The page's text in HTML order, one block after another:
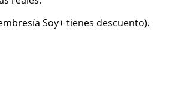
Soy+ tienes descuento).